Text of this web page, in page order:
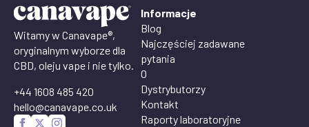
Witamy w Canavape®,
oryginalnym wyborze dla
CBD, oleju vape i nie tylko.
+44 1608 485 420
hello@canavape.co.uk
Informacje
Blog
Najczęściej zadawane
pytania
O
Dystrybutorzy
Kontakt
Raporty laboratoryjne